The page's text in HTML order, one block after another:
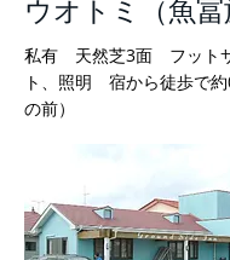
ウオトミ（魚冨
私有 天然芝3面 フット
ト、照明 宿から徒歩で
の前）